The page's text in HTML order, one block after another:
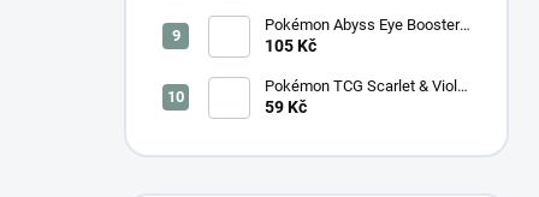
Pokémon Abyss Eye Booster
(M5) – Japonský
105 Kč
Pokémon TCG Scarlet & Violet
Cyber Judge Booster -
59 Kč